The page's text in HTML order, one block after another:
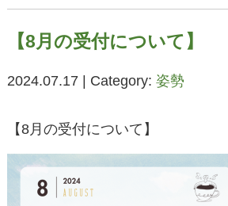
【8月の受付について】
2024.07.17 | Category: 姿勢
【8月の受付について】